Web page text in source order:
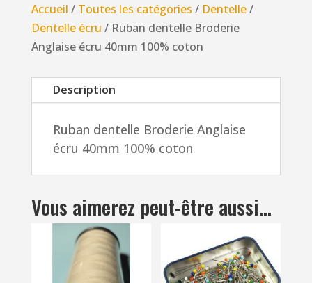
Anglaise
écru
40mm
100%
coton
Accueil / Toutes les catégories / Dentelle/
Dentelle écru / Ruban dentelle Broderie
Anglaise écru 40mm 100% coton
Description
Ruban dentelle Broderie Anglaise
écru 40mm 100% coton
Vous aimerez peut-être aussi…